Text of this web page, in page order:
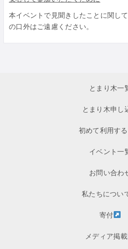
本イベントで見聞きしたことに関し
の口外はご遠慮ください。
とまり木一
とまり木申し
初めて利用す
イベント一
お問い合わ
私たちについ
寄付
メディア掲載